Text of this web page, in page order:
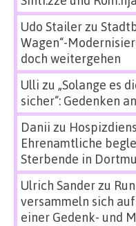
Udo Stailerzu
Wagen“-
doch weitergehen
Ulli zu „Solange es
sicher“: Gedenken
Danii zu
Ehrenamtliche
Sterbende in
Ulrich Sanderzu
versammeln sich
einer Gedenk- und